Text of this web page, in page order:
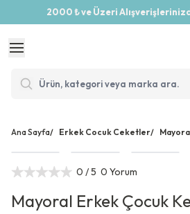
2000 ₺ ve Üzeri
Ana Sayfa/ Erkek Cocuk Ceketler/
0 / 5 0 Yorum
Mayoral Erkek Çocuk